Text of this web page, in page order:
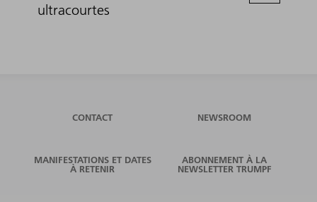
ultracourtes
CONTACT NEWSROOM
MANIFESTATIONS ET DATES
À RETENIR
ABONNEMENT À LA
NEWSLETTER TRUMPF